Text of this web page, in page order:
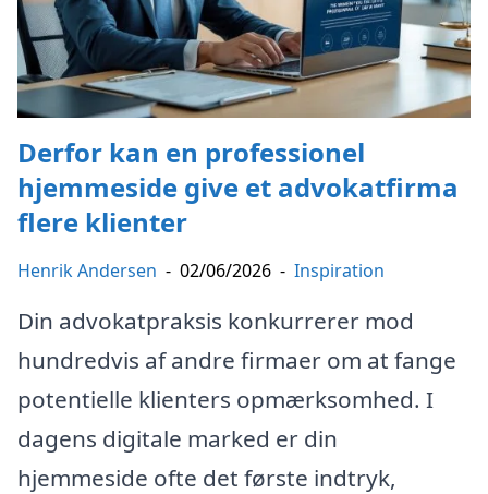
Derfor kan en professionel
hjemmeside give et advokatfirma
flere klienter
Henrik Andersen - 02/06/2026 - Inspiration
Din advokatpraksis konkurrerer mod
hundredvis af andre firmaer om at fange
potentielle klienters opmærksomhed. I
dagens digitale marked er din
hjemmeside ofte det første indtryk,